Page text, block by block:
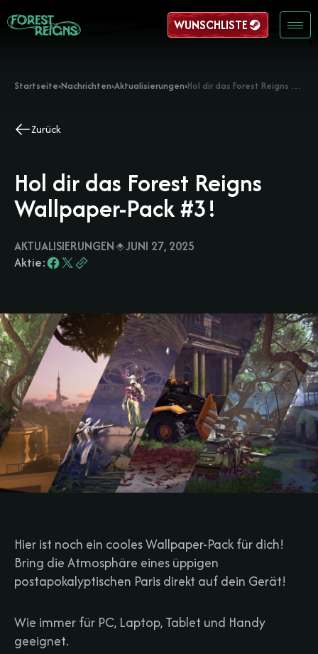
WUNSCHLISTE
Startseite›Nachrichten›Aktualisierungen› Hol dir das Forest Reigns Wallpaper-Pack #3!
Zurück
Hol dir das Forest Reigns
Wallpaper-Pack #3!
AKTUALISIERUNGEN
JUNI 27, 2025
Aktie:
Hier ist noch ein cooles Wallpaper-Pack für dich!
Bring die Atmosphäre eines üppigen
postapokalyptischen Paris direkt auf dein Gerät!
Wie immer für PC, Laptop, Tablet und Handy
geeignet.